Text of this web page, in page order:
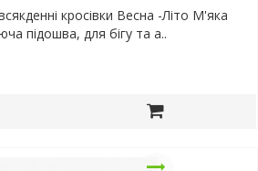
кросівки Весна -Літо М'яка
підошва, для бігу та а..